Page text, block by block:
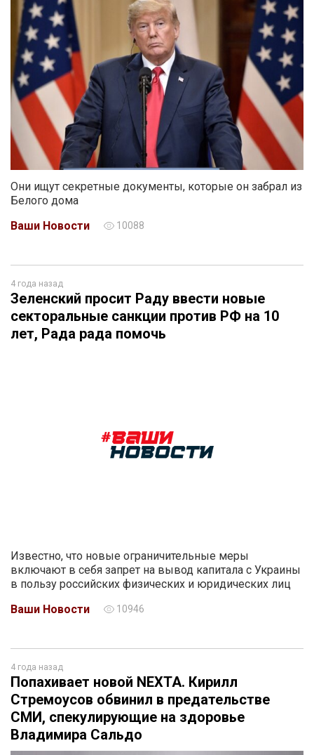
Они ищут секретные документы, которые он забрал из
Белого дома
Ваши Новости
10088
4 года назад
Зеленский просит Раду ввести новые
секторальные санкции против РФ на 10
лет, Рада рада помочь
Известно, что новые ограничительные меры
включают в себя запрет на вывод капитала с Украины
в пользу российских физических и юридических лиц
Ваши Новости
10946
4 года назад
Попахивает новой NEXTA. Кирилл
Стремоусов обвинил в предательстве
СМИ, спекулирующие на здоровье
Владимира Сальдо